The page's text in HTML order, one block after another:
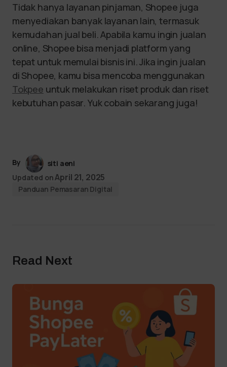
Tidak hanya layanan pinjaman, Shopee juga
menyediakan banyak layanan lain, termasuk
kemudahan jual beli. Apabila kamu ingin jualan
online, Shopee bisa menjadi platform yang
tepat untuk memulai bisnis ini. Jika ingin jualan
di Shopee, kamu bisa mencoba menggunakan
Tokpee untuk melakukan riset produk dan riset
kebutuhan pasar. Yuk cobain sekarang juga!
By
siti aeni
Updated onApril 21, 2025
Panduan Pemasaran Digital
Read Next